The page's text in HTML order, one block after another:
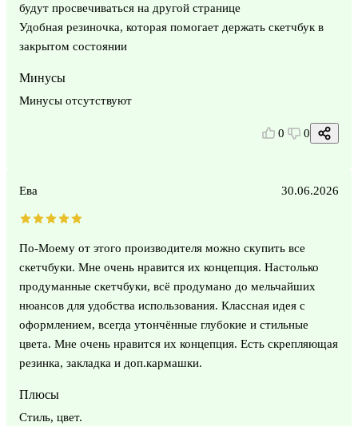
будут просвечиваться на другой странице
Удобная резиночка, которая помогает держать скетчбук в
закрытом состоянии
Минусы
Минусы отсутствуют
0 0
Ева 30.06.2026
По-Моему от этого производителя можно скупить все
скетчбуки. Мне очень нравится их концепция. Настолько
продуманные скетчбуки, всё продумано до мельчайших
нюансов для удобства использования. Классная идея с
оформлением, всегда утончённые глубокие и стильные
цвета. Мне очень нравится их концепция. Есть скрепляющая
резинка, закладка и доп.кармашки.
Плюсы
Стиль, цвет.